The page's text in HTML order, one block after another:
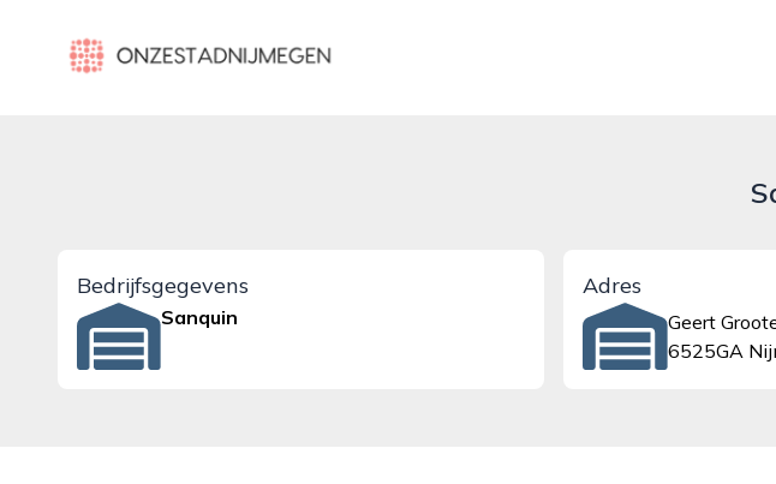
onzestadnijmegen.nl
Bedrijfsgegevens
Sanquin
Adres
Geert
6525GA